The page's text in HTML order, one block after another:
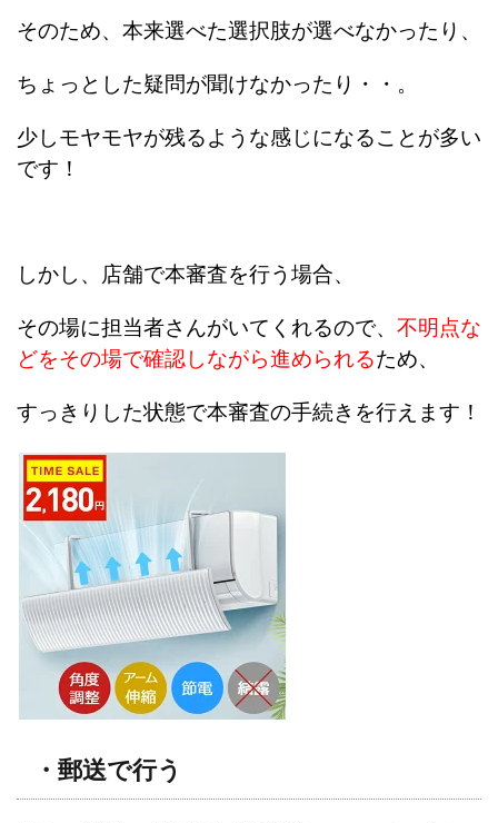
そのため、本来選べた選択肢が選べなかったり、
ちょっとした疑問が聞けなかったり・・。
少しモヤモヤが残るような感じになることが多い
です！
しかし、店舗で本審査を行う場合、
その場に担当者さんがいてくれるので、 不明点な
どをその場で確認しながら進められるため、
すっきりした状態で本審査の手続きを行えます！
・郵送で行う